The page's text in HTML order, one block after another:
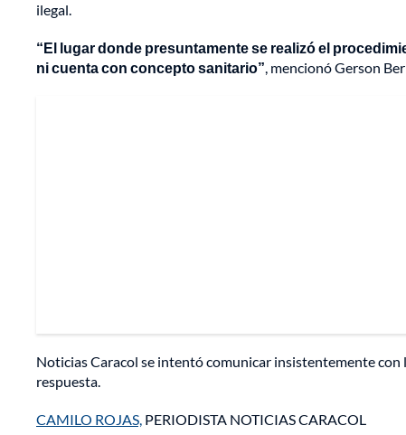
ilegal.
“El lugar donde presuntamente se realizó el
ni cuenta con concepto sanitario”, mencionó Gerson
Noticias Caracol se intentó comunicar insistentemente
respuesta.
CAMILO ROJAS, PERIODISTA NOTICIAS CARACOL